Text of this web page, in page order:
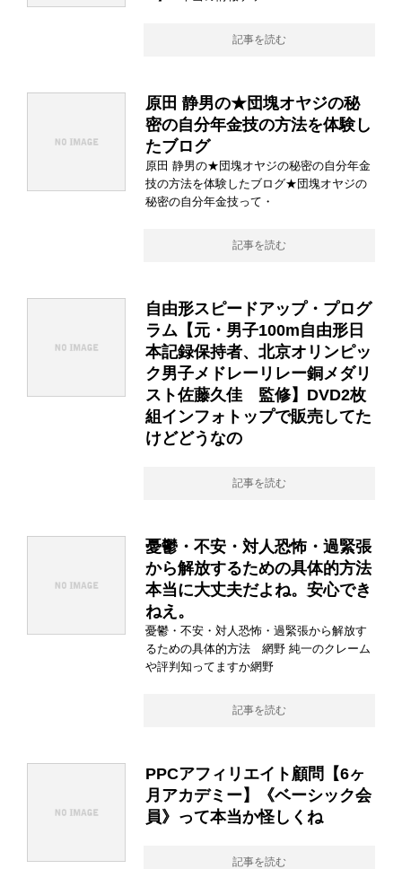
記事を読む
原田 静男の★団塊オヤジの秘
密の自分年金技の方法を体験し
たブログ
原田 静男の★団塊オヤジの秘密の自分年金
技の方法を体験したブログ★団塊オヤジの
秘密の自分年金技って・
記事を読む
自由形スピードアップ・プログ
ラム【元・男子100m自由形日
本記録保持者、北京オリンピッ
ク男子メドレーリレー銅メダリ
スト佐藤久佳 監修】DVD2枚
組インフォトップで販売してた
けどどうなの
記事を読む
憂鬱・不安・対人恐怖・過緊張
から解放するための具体的方法
本当に大丈夫だよね。安心でき
ねえ。
憂鬱・不安・対人恐怖・過緊張から解放す
るための具体的方法 網野 純一のクレーム
や評判知ってますか網野
記事を読む
PPCアフィリエイト顧問【6ヶ
月アカデミー】《ベーシック会
員》って本当か怪しくね
記事を読む